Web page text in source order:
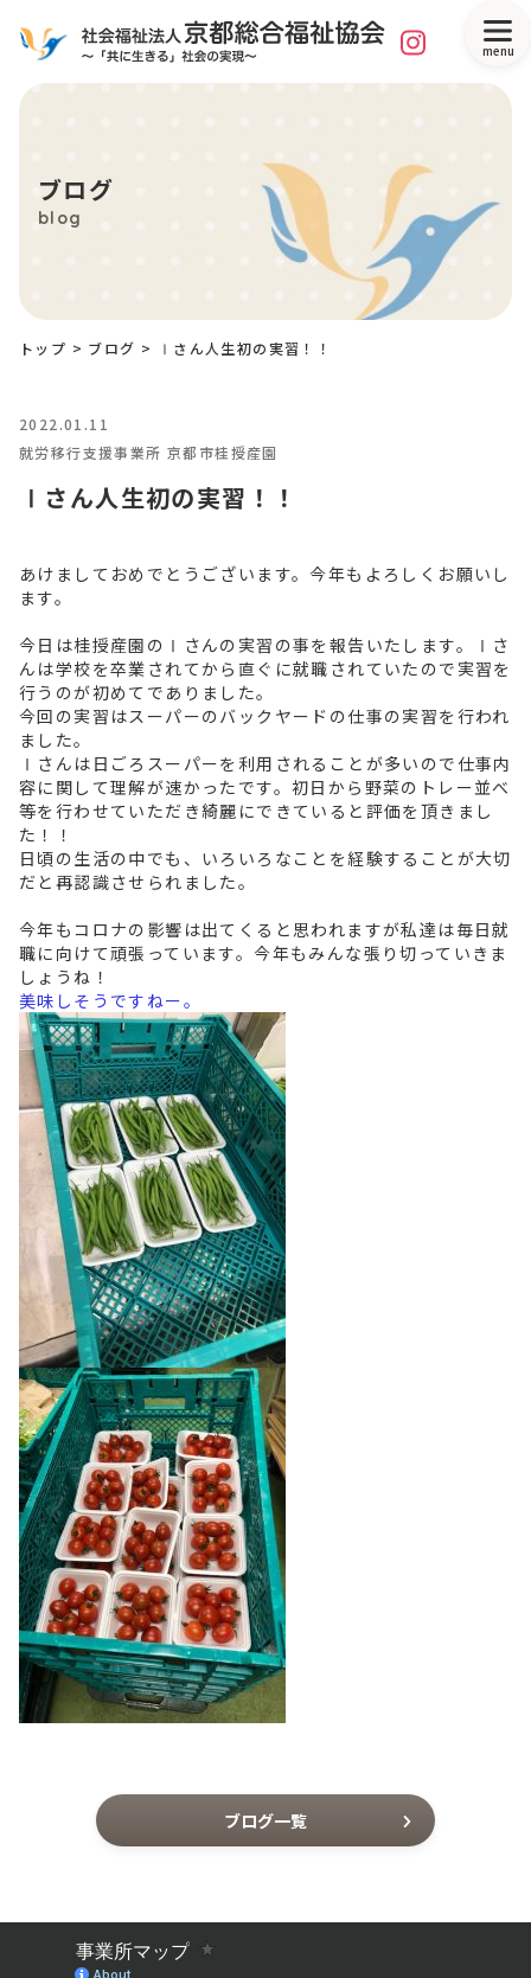
menu
ブログ
blog
トップ > ブログ > Ⅰさん人生初の実習！！
2022.01.11
就労移行支援事業所 京都市桂授産園
Ⅰさん人生初の実習！！
あけましておめでとうございます。今年もよろしくお願いし
ます。
今日は桂授産園のⅠさんの実習の事を報告いたします。Ⅰさ
んは学校を卒業されてから直ぐに就職されていたので実習を
行うのが初めてでありました。
今回の実習はスーパーのバックヤードの仕事の実習を行われ
ました。
Ⅰさんは日ごろスーパーを利用されることが多いので仕事内
容に関して理解が速かったです。初日から野菜のトレー並べ
等を行わせていただき綺麗にできていると評価を頂きまし
た！！
日頃の生活の中でも、いろいろなことを経験することが大切
だと再認識させられました。
今年もコロナの影響は出てくると思われますが私達は毎日就
職に向けて頑張っています。今年もみんな張り切っていきま
しょうね！
美味しそうですねー。
ブログ一覧